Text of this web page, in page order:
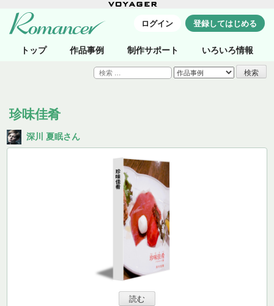
トップ 作品事例 制作サポート いろいろ情報
ログイン 登録してはじめる
検
索:
珍味佳肴
深川 夏眠さん